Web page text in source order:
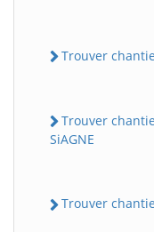
Trouver
Trouver
SiAGNE
Trouver